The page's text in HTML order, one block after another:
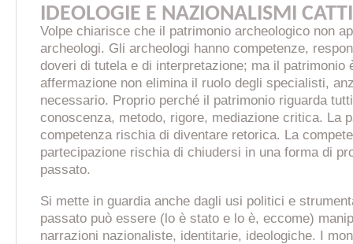
IDEOLOGIE E NAZIONALISMI
Volpe chiarisce che il patrimonio archeologico non
archeologi. Gli archeologi hanno competenze,
doveri di tutela e di interpretazione; ma il patrimonio
affermazione non elimina il ruolo degli specialisti,
necessario. Proprio perché il patrimonio riguarda
conoscenza, metodo, rigore, mediazione critica. La
competenza rischia di diventare retorica. La
partecipazione rischia di chiudersi in una forma di
passato.
Si mette in guardia anche dagli usi politici e
passato può essere (lo è stato e lo è, eccome)
narrazioni nazionaliste, identitarie, ideologiche. I